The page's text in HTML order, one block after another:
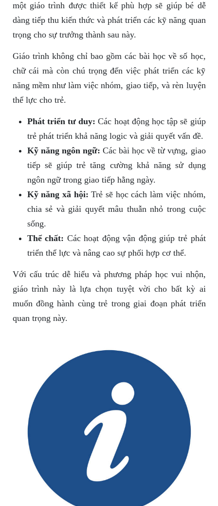
một giáo trình được thiết kế phù hợp sẽ giúp bé dễ
dàng tiếp thu kiến thức và phát triển các kỹ năng quan
trọng cho sự trưởng thành sau này.
Giáo trình không chỉ bao gồm các bài học về số học,
chữ cái mà còn chú trọng đến việc phát triển các kỹ
năng mềm như làm việc nhóm, giao tiếp, và rèn luyện
thể lực cho trẻ.
Phát triển tư duy: Các hoạt động học tập sẽ giúp
trẻ phát triển khả năng logic và giải quyết vấn đề.
Kỹ năng ngôn ngữ: Các bài học về từ vựng, giao
tiếp sẽ giúp trẻ tăng cường khả năng sử dụng
ngôn ngữ trong giao tiếp hằng ngày.
Kỹ năng xã hội: Trẻ sẽ học cách làm việc nhóm,
chia sẻ và giải quyết mâu thuẫn nhỏ trong cuộc
sống.
Thể chất: Các hoạt động vận động giúp trẻ phát
triển thể lực và nâng cao sự phối hợp cơ thể.
Với cấu trúc dễ hiểu và phương pháp học vui nhộn,
giáo trình này là lựa chọn tuyệt vời cho bất kỳ ai
muốn đồng hành cùng trẻ trong giai đoạn phát triển
quan trọng này.